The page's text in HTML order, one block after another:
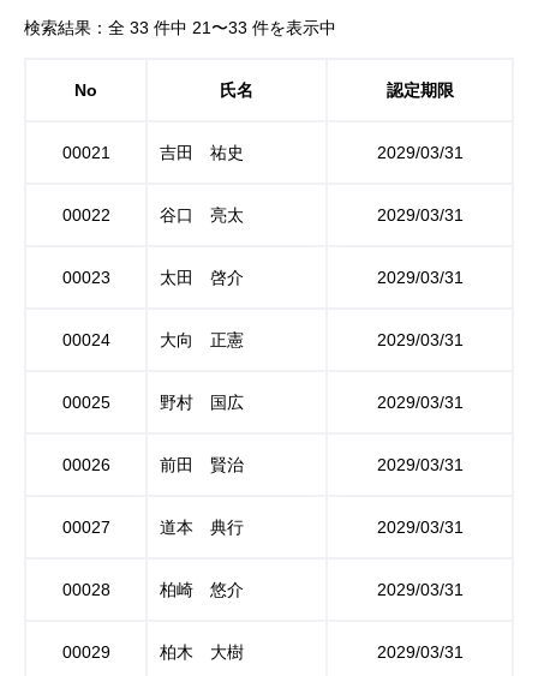
検索結果：全 33 件中 21〜33 件を表示中
No 氏名 認定期限
00021 吉田 祐史 2029/03/31
00022 谷口 亮太 2029/03/31
00023 太田 啓介 2029/03/31
00024 大向 正憲 2029/03/31
00025 野村 国広 2029/03/31
00026 前田 賢治 2029/03/31
00027 道本 典行 2029/03/31
00028 柏崎 悠介 2029/03/31
00029 柏木 大樹 2029/03/31